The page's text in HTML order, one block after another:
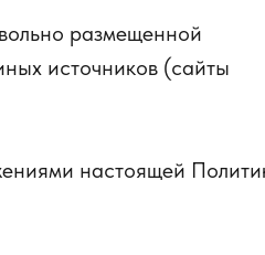
размещенной
источников (сайты
настоящей